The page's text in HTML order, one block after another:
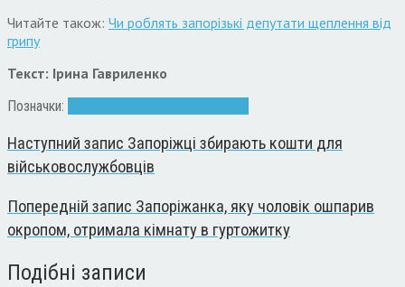
Читайте також: Чи роблять запорізькі депутати щеплення від
грипу
Текст: Ірина Гавриленко
Позначки:
Наступний запис Запоріжці збирають кошти для
військовослужбовців
Попередній запис Запоріжанка, яку чоловік ошпарив
окропом, отримала кімнату в гуртожитку
Подібні записи